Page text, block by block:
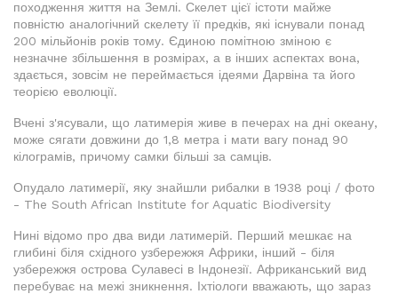
походження життя на Землі. Скелет цієї істоти майже
повністю аналогічний скелету її предків, які існували понад
200 мільйонів років тому. Єдиною помітною зміною є
незначне збільшення в розмірах, а в інших аспектах вона,
здається, зовсім не переймається ідеями Дарвіна та його
теорією еволюції.
Вчені з'ясували, що латимерія живе в печерах на дні океану,
може сягати довжини до 1,8 метра і мати вагу понад 90
кілограмів, причому самки більші за самців.
Опудало латимерії, яку знайшли рибалки в 1938 році / фото
- The South African Institute for Aquatic Biodiversity
Нині відомо про два види латимерій. Перший мешкає на
глибині біля східного узбережжя Африки, інший - біля
узбережжя острова Сулавесі в Індонезії. Африканський вид
перебуває на межі зникнення. Іхтіологи вважають, що зараз